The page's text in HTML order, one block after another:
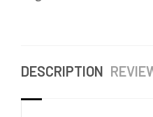
DESCRIPTION